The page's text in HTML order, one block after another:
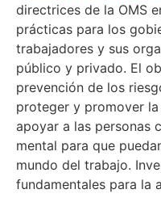
directrices de la OMS
prácticas para los
trabajadores y sus
público y privado. El
prevención de los
proteger y promover
apoyar a las personas
mental para que
mundo del trabajo.
fundamentales para la